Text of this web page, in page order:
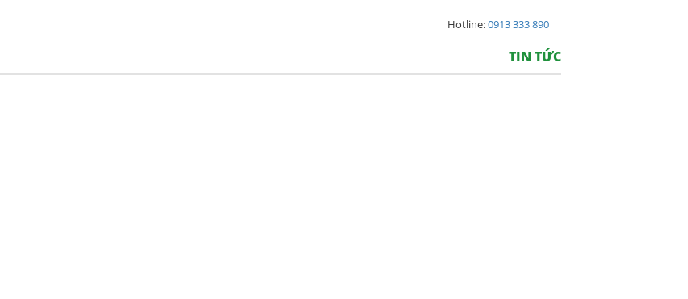
Hotline:0913 333 890
TIN TỨC